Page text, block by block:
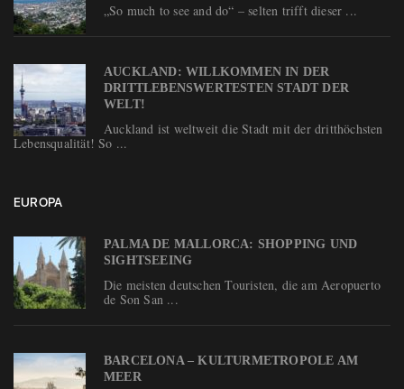
„So much to see and do“ – selten trifft dieser ...
AUCKLAND: WILLKOMMEN IN DER
DRITTLEBENSWERTESTEN STADT DER
WELT!
Auckland ist weltweit die Stadt mit der dritthöchsten
Lebensqualität! So ...
EUROPA
PALMA DE MALLORCA: SHOPPING UND
SIGHTSEEING
Die meisten deutschen Touristen, die am Aeropuerto
de Son San ...
BARCELONA – KULTURMETROPOLE AM
MEER